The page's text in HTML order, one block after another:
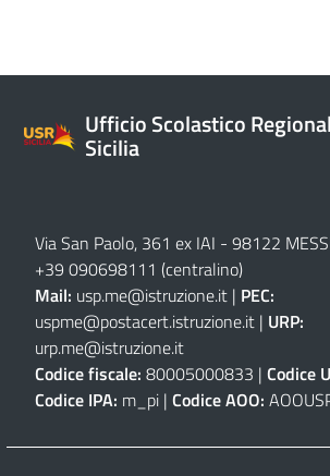
Ufficio Scolastico
Sicilia
Via San Paolo, 361 ex IAI - 98122
+39 090698111 (centralino)
Mail: usp.me@istruzione.it | PEC:
uspme@postacert.istruzione.it | URP:
urp.me@istruzione.it
Codice fiscale: 80005000833 | Codice
Codice IPA: m_pi | Codice AOO: